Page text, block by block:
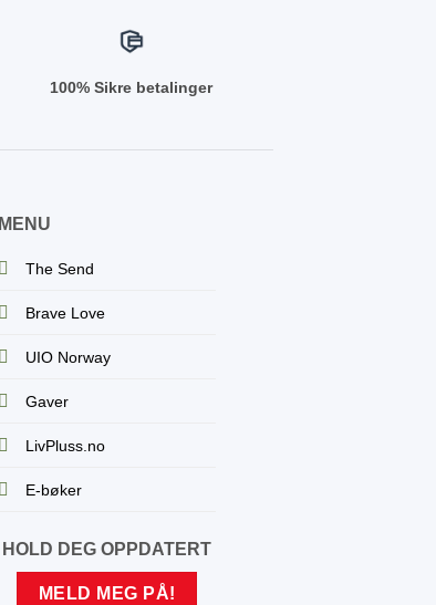
100% Sikre betalinger
MENU
The Send
Brave Love
UIO Norway
Gaver
LivPluss.no
E-bøker
HOLD DEG OPPDATERT
MELD MEG PÅ!